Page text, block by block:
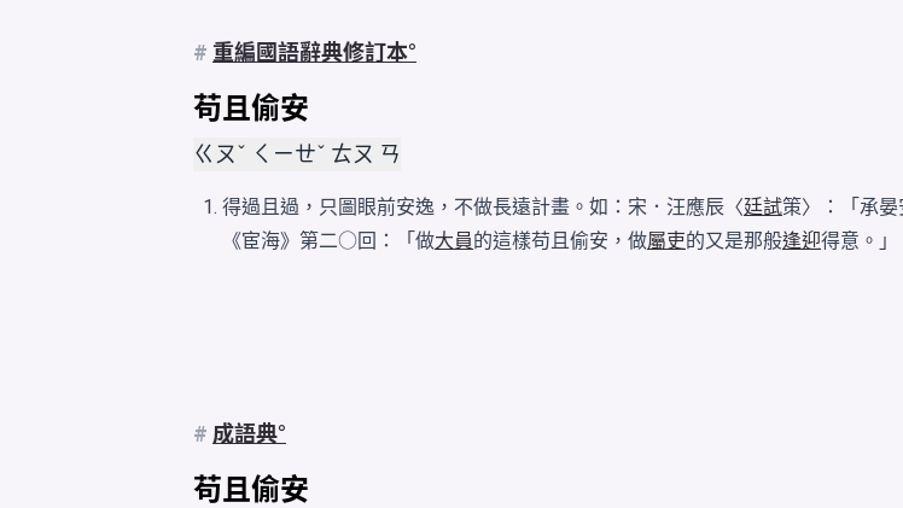
# 重編國語辭典修訂本
苟且偷安
ㄍㄡˇ ㄑㄧㄝˇ ㄊㄡ ㄢ
得過且過，只圖眼前安逸，不做長遠計畫。如：宋．汪應辰〈廷試策〉：「承
《宦海》第二○回：「做大員的這樣苟且偷安，做屬吏的又是那般逢迎得意。」
# 成語典
苟且偷安